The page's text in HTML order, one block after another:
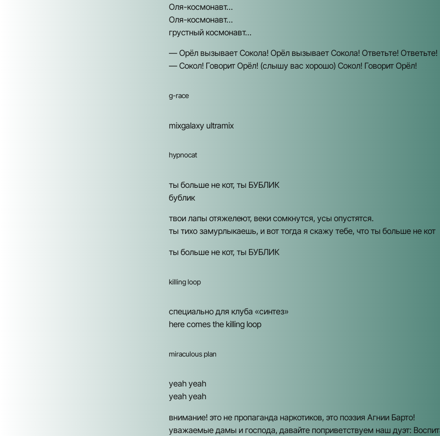
Оля-космонавт…
Оля-космонавт…
грустный космонавт…
— Орёл вызывает Сокола! Орёл вызывает Сокола! Ответьте! Ответьте!
— Сокол! Говорит Орёл! (слышу вас хорошо) Сокол! Говорит Орёл!
g-race
mixgalaxy ultramix
hypnocat
ты больше не кот, ты БУБЛИК
бублик
твои лапы отяжелеют, веки сомкнутся, усы опустятся.
ты тихо замурлыкаешь, и вот тогда я скажу тебе, что ты больше не кот
ты больше не кот, ты БУБЛИК
killing loop
специально для клуба «синтез»
here comes the killing loop
miraculous plan
yeah yeah
yeah yeah
внимание! это не пропаганда наркотиков, это поэзия Агнии Барто!
уважаемые дамы и господа, давайте поприветствуем наш дуэт: